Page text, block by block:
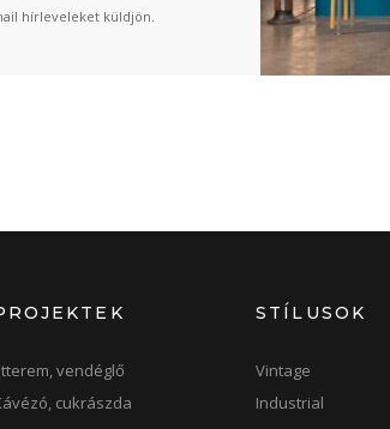
hírleveleket küldjön.
vendéglő
cukrászda
STÍLUSOK
Vintage
Industrial